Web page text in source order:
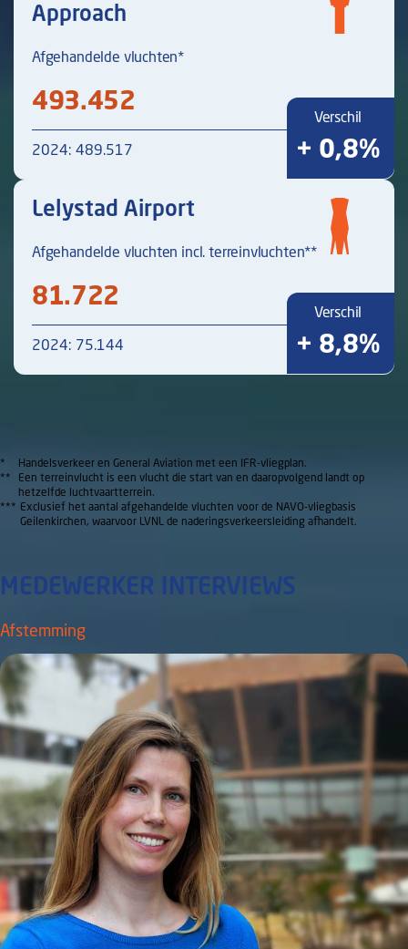
Approach
Afgehandelde vluchten*
493.452
2024: 489.517
Verschil
+ 0,8%
Lelystad Airport
Afgehandelde vluchten incl. terreinvluchten**
81.722
2024: 75.144
Verschil
+ 8,8%
*
Handelsverkeer en General Aviation met een IFR-vliegplan.
**
Een terreinvlucht is een vlucht die start van en daaropvolgend landt op
hetzelfde luchtvaartterrein.
*** Exclusief het aantal afgehandelde vluchten voor de NAVO-vliegbasis
Geilenkirchen, waarvoor LVNL de naderingsverkeersleiding afhandelt.
MEDEWERKER INTERVIEWS
Afstemming